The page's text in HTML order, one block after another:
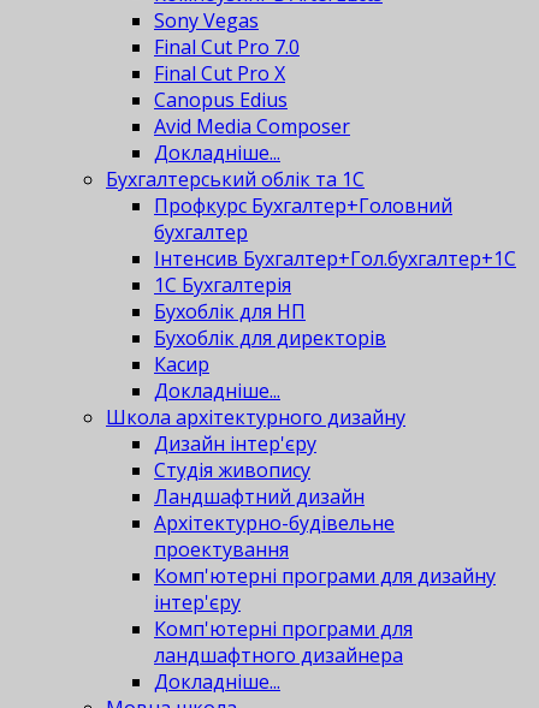
Sony Vegas
Final Cut Pro 7.0
Final Cut Pro X
Canopus Edius
Avid Media Composer
Докладніше...
Бухгалтерський облік та 1С
Профкурс Бухгалтер+Головний
бухгалтер
Інтенсив Бухгалтер+Гол.бухгалтер+1С
1С Бухгалтерія
Бухоблік для НП
Бухоблік для директорів
Касир
Докладніше...
Школа архітектурного дизайну
Дизайн інтер'єру
Студія живопису
Ландшафтний дизайн
Архітектурно-будівельне
проектування
Комп'ютерні програми для дизайну
інтер'єру
Комп'ютерні програми для
ландшафтного дизайнера
Докладніше...